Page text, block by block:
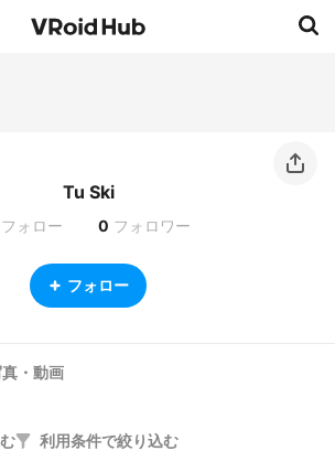
Tu Ski
フォロー 0 フォロワー
フォロー
・動画
利用条件で絞り込む